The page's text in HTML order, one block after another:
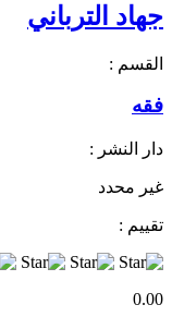
جهاد الترباني
القسم :
فقه
دار النشر :
غير محدد
تقييم :
0.00